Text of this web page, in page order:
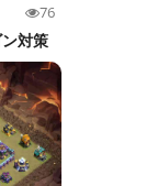
76
対策